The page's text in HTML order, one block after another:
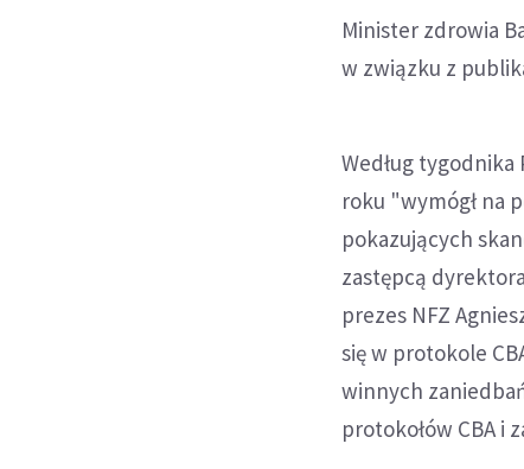
Minister zdrowia
w związku z
Według tygodnika
roku "wymógł na
pokazujących
zastępcą
prezes NFZ
się w protokole
winnych
protokołów CBA i